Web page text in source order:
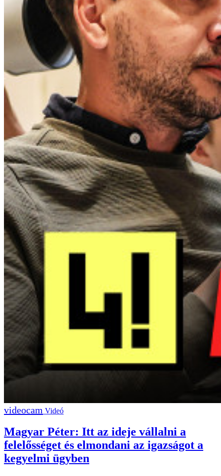
Videó
Magyar Péter: Itt az ideje vállalni a
felelősséget és elmondani az igazságot a
kegyelmi ügyben